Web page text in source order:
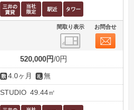
間取り表示 お問合せ
520,000円 0円
4.0ヶ月 無
STUDIO 49.44㎡